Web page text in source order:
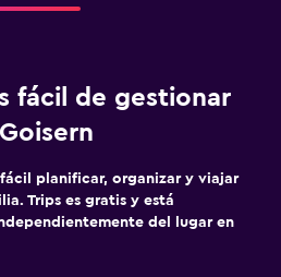
fácil de gestionar
fácil planificar, organizar y viajar
Trips es gratis y está
del lugar en